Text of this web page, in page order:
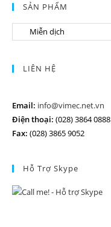
SẢN PHẨM
LIÊN HỆ
Email: info@vimec.net.vn
Điện thoại: (028) 3864 0888
Fax: (028) 3865 9052
Hỗ Trợ Skype